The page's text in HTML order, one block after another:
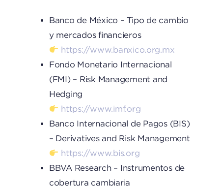
Banco de México – Tipo de cambio
y mercados financieros
https://www.banxico.org.mx
Fondo Monetario Internacional
(FMI) – Risk Management and
Hedging
https://www.imf.org
Banco Internacional de Pagos (BIS)
– Derivatives and Risk Management
https://www.bis.org
BBVA Research – Instrumentos de
cobertura cambiaria